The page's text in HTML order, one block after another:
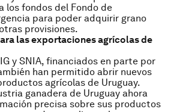
los fondos del Fondo de
para poder adquirir grano
provisiones.
las exportaciones agrícolas de
y SNIA, financiados en parte por
han permitido abrir nuevos
agrícolas de Uruguay.
ganadera de Uruguay ahora
precisa sobre sus productos